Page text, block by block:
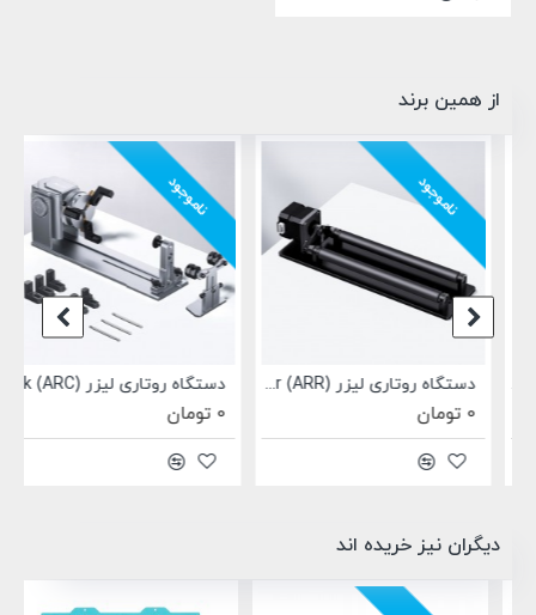
از همین برند
ناموجود
دستگاه روتاری لیزر AlgoLaser Simple Rotary Roller (ARR)
ناموجود
دستگاه روتاری لیزر AlgoLaser Y-axis Rotary Chuck (ARC)
دیگران نیز خریده اند